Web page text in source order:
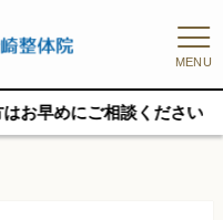
MENU
めにご相談ください